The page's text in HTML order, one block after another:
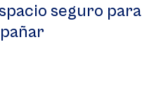
seguro para